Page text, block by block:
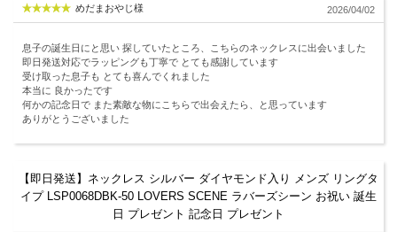
めだまおやじ様 2026/04/02
息子の誕生日にと思い 探していたところ、こちらのネックレスに出会いました
即日発送対応でラッピングも丁寧で とても感謝しています
受け取った息子も とても喜んでくれました
本当に 良かったです
何かの記念日で また素敵な物にこちらで出会えたら、と思っています
ありがとうございました
【即日発送】ネックレス シルバー ダイヤモンド入り メンズ リングタ
イプ LSP0068DBK-50 LOVERS SCENE ラバーズシーン お祝い 誕生
日 プレゼント 記念日 プレゼント